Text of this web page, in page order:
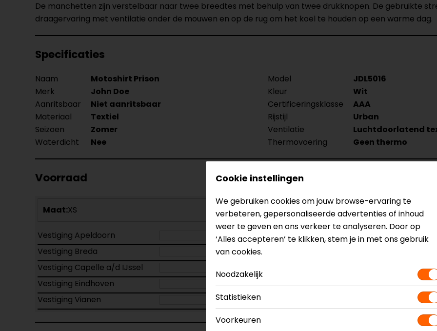
De manchetten zijn verstelbaar naar twee breedtes met behulp van twee drukknopen. De gebruikte
draagervaring met ventilatie onder de mouwen en op de rug om het koel te houden op een warme dag.
Specificaties
Naam Motoshirt Prison Model
JDL5016
Merk
John Doe Kleur
Wit
Aanritsbaar
Niet aanritsbaar Certificeringsklasse
AAA
Materiaal
Textiel Rijstijl
Urban
Seizoen
Zomer Ventilatie
Luchtdoorlatend
Waterdicht
Nee Thermovoering Geen thermo
Voorraad
Maat:XS
Vestiging Apeldoorn
Vestiging Breda
Vestiging Capelle a/d IJssel
Vestiging Eindhoven
Vestiging Vianen
Cookie instellingen
We gebruiken cookies om jouw browse-ervaring te
verbeteren, gepersonaliseerde advertenties of inhoud
weer te geven en ons verkeer te analyseren. Door op
‘Alles accepteren’ te klikken, stem je in met ons gebruik
van cookies.
Noodzakelijk
Statistieken
Voorkeuren